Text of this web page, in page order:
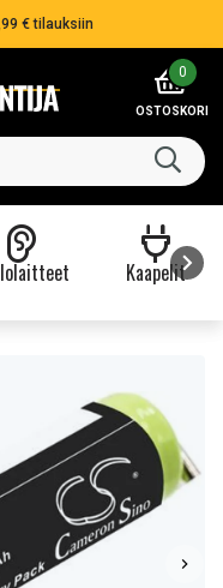
€ tilauksiin
0
OSTOSKORI
Kaapelit